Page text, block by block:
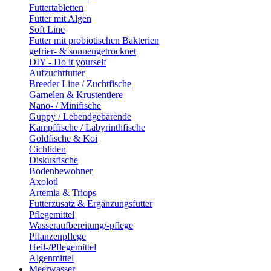
Futtertabletten
Futter mit Algen
Soft Line
Futter mit probiotischen Bakterien
gefrier- & sonnengetrocknet
DIY - Do it yourself
Aufzuchtfutter
Breeder Line / Zuchtfische
Garnelen & Krustentiere
Nano- / Minifische
Guppy / Lebendgebärende
Kampffische / Labyrinthfische
Goldfische & Koi
Cichliden
Diskusfische
Bodenbewohner
Axolotl
Artemia & Triops
Futterzusatz & Ergänzungsfutter
Pflegemittel
Wasseraufbereitung/-pflege
Pflanzenpflege
Heil-/Pflegemittel
Algenmittel
Meerwasser